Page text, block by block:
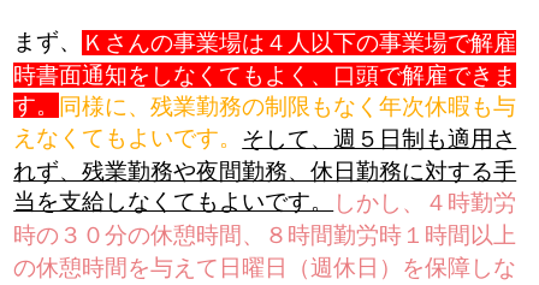
まず、
Ｋさんの事業場は４人以下の事業場で解雇
時書面通知をしなくてもよく、口頭で解雇できま
す。
同様に、残業勤務の制限もなく年次休暇も与
えなくてもよいです。 ​そして、週５日制も適用さ
れず、残業勤務や夜間勤務、休日勤務に対する手
当を支給しなくてもよいです。
しかし、４時勤労
時の３０分の休憩時間、８時間勤労時１時間以上
の休憩時間を与えて日曜日（週休日）を保障しな